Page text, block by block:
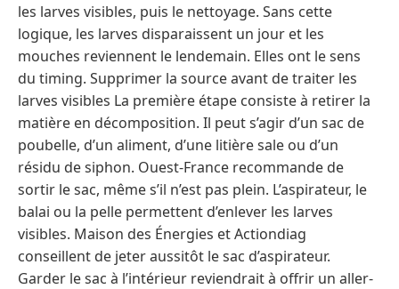
les larves visibles, puis le nettoyage. Sans cette
logique, les larves disparaissent un jour et les
mouches reviennent le lendemain. Elles ont le sens
du timing. Supprimer la source avant de traiter les
larves visibles La première étape consiste à retirer la
matière en décomposition. Il peut s’agir d’un sac de
poubelle, d’un aliment, d’une litière sale ou d’un
résidu de siphon. Ouest-France recommande de
sortir le sac, même s’il n’est pas plein. L’aspirateur, le
balai ou la pelle permettent d’enlever les larves
visibles. Maison des Énergies et Actiondiag
conseillent de jeter aussitôt le sac d’aspirateur.
Garder le sac à l’intérieur reviendrait à offrir un aller-